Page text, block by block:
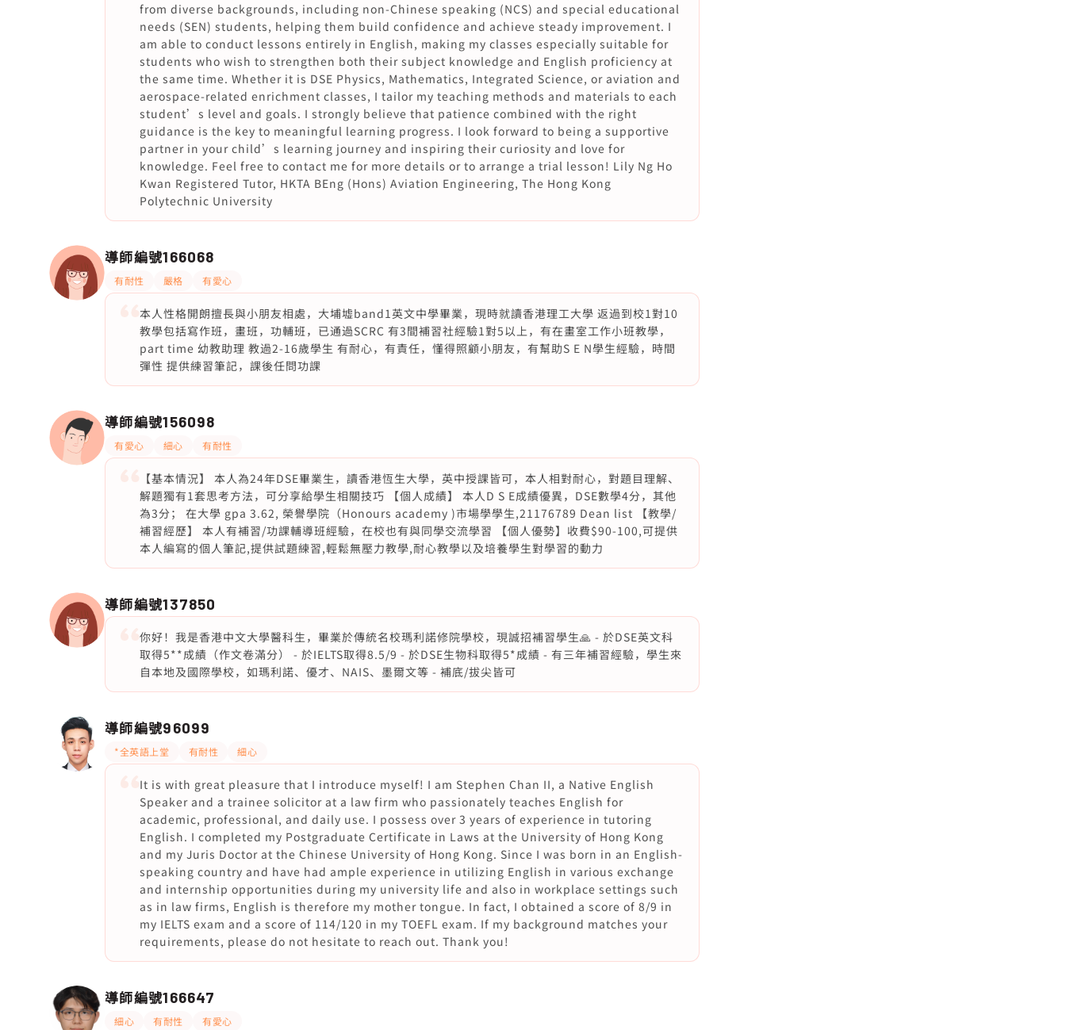
from diverse backgrounds, including non-Chinese speaking (NCS) and special educational
needs (SEN) students, helping them build confidence and achieve steady improvement. I
am able to conduct lessons entirely in English, making my classes especially suitable for
students who wish to strengthen both their subject knowledge and English proficiency at
the same time. Whether it is DSE Physics, Mathematics, Integrated Science, or aviation and
aerospace-related enrichment classes, I tailor my teaching methods and materials to each
student’s level and goals. I strongly believe that patience combined with the right
guidance is the key to meaningful learning progress. I look forward to being a supportive
partner in your child’s learning journey and inspiring their curiosity and love for
knowledge. Feel free to contact me for more details or to arrange a trial lesson! Lily Ng Ho
Kwan Registered Tutor, HKTA BEng (Hons) Aviation Engineering, The Hong Kong
Polytechnic University
導師編號166068
有耐性 嚴格 有愛心
本人性格開朗擅長與小朋友相處，大埔墟band1英文中學畢業，現時就讀香港理工大學 返過到校1對10
教學包括寫作班，畫班，功輔班，已通過SCRC 有3間補習社經驗1對5以上，有在畫室工作小班教學，
part time 幼教助理 教過2-16歲學生 有耐心，有責任，懂得照顧小朋友，有幫助S E N學生經驗，時間
彈性 提供練習筆記，課後任問功課
導師編號156098
有愛心 細心 有耐性
【基本情況】 本人為24年DSE畢業生，讀香港恆生大學，英中授課皆可，本人相對耐心，對題目理解、
解題獨有1套思考方法，可分享給學生相關技巧 【個人成績】 本人D S E成績優異，DSE數學4分，其他
為3分； 在大學 gpa 3.62, 榮譽學院（Honours academy )市場學學生,21176789 Dean list 【教學/
補習經歷】 本人有補習/功課輔導班經驗，在校也有與同學交流學習 【個人優勢】收費$90-100,可提供
本人編寫的個人筆記,提供試題練習,輕鬆無壓力教學,耐心教學以及培養學生對學習的動力
導師編號137850
你好！我是香港中文大學醫科生，畢業於傳統名校瑪利諾修院學校，現誠招補習學生🙏 - 於DSE英文科
取得5**成績（作文卷滿分） - 於IELTS取得8.5/9 - 於DSE生物科取得5*成績 - 有三年補習經驗，學生來
自本地及國際學校，如瑪利諾、優才、NAIS、墨爾文等 - 補底/拔尖皆可
導師編號96099
*全英語上堂 有耐性 細心
It is with great pleasure that I introduce myself! I am Stephen Chan II, a Native English
Speaker and a trainee solicitor at a law firm who passionately teaches English for
academic, professional, and daily use. I possess over 3 years of experience in tutoring
English. I completed my Postgraduate Certificate in Laws at the University of Hong Kong
and my Juris Doctor at the Chinese University of Hong Kong. Since I was born in an English-
speaking country and have had ample experience in utilizing English in various exchange
and internship opportunities during my university life and also in workplace settings such
as in law firms, English is therefore my mother tongue. In fact, I obtained a score of 8/9 in
my IELTS exam and a score of 114/120 in my TOEFL exam. If my background matches your
requirements, please do not hesitate to reach out. Thank you!
導師編號166647
細心 有耐性 有愛心